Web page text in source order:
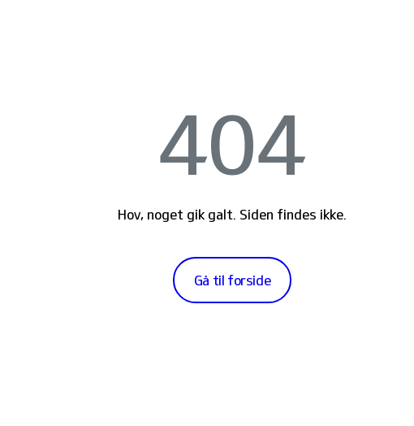
404
Hov, noget gik galt. Siden findes ikke.
Gå til forside